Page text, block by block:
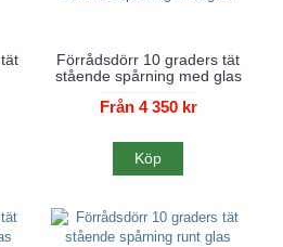
Förrådsdörr 10 graders tät
stående spårning med glas
Från 4 350 kr
Köp